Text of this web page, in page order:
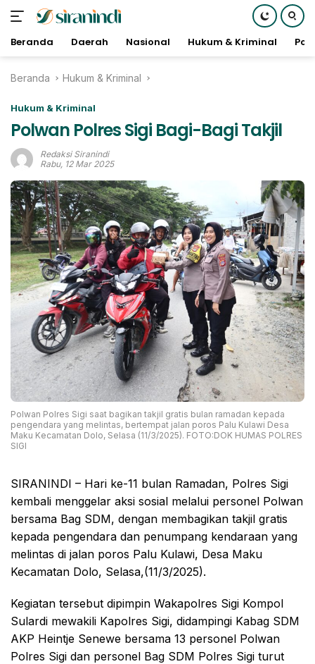
Beranda Daerah Nasional Hukum & Kriminal
Beranda Hukum & Kriminal
Hukum & Kriminal
Polwan Polres Sigi Bagi-Bagi Takjil
Redaksi Siranindi
Rabu, 12 Mar 2025
Polwan Polres Sigi saat bagikan takjil gratis bulan ramadan kepada
pengendara yang melintas, bertempat jalan poros Palu Kulawi Desa
Maku Kecamatan Dolo, Selasa (11/3/2025). FOTO:DOK HUMAS POLRES
SIGI
SIRANINDI – Hari ke-11 bulan Ramadan, Polres Sigi
kembali menggelar aksi sosial melalui personel Polwan
bersama Bag SDM, dengan membagikan takjil gratis
kepada pengendara dan penumpang kendaraan yang
melintas di jalan poros Palu Kulawi, Desa Maku
Kecamatan Dolo, Selasa,(11/3/2025).
Kegiatan tersebut dipimpin Wakapolres Sigi Kompol
Sulardi mewakili Kapolres Sigi, didampingi Kabag SDM
AKP Heintje Senewe bersama 13 personel Polwan
Polres Sigi dan personel Bag SDM Polres Sigi turut